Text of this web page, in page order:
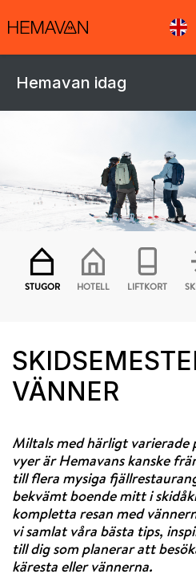
Hemavan idag
STUGOR HOTELL LIFTKORT
VÄNNER
Miltals med härligt varierade
vyer är Hemavans kanske
till flera mysiga
bekvämt boende mitt i
kompletta resan med
vi samlat våra bästa tips,
till dig som planerar att
käresta eller vännerna.